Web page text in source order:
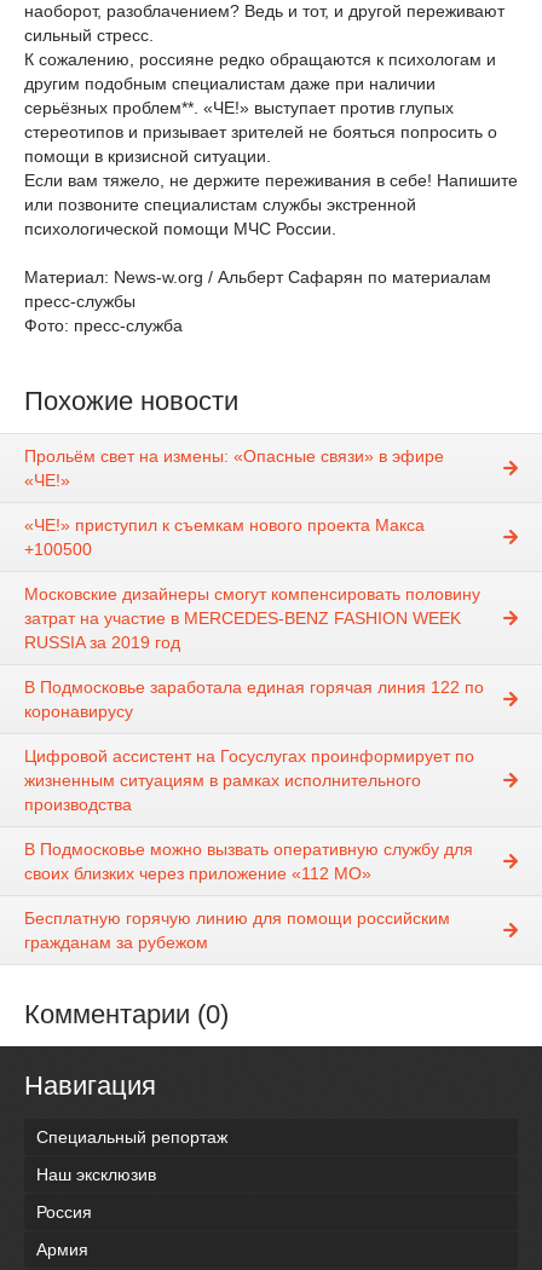
наоборот, разоблачением? Ведь и тот, и другой переживают
сильный стресс.
К сожалению, россияне редко обращаются к психологам и
другим подобным специалистам даже при наличии
серьёзных проблем**. «ЧЕ!» выступает против глупых
стереотипов и призывает зрителей не бояться попросить о
помощи в кризисной ситуации.
Если вам тяжело, не держите переживания в себе! Напишите
или позвоните специалистам службы экстренной
психологической помощи МЧС России.
Материал: News-w.org / Альберт Сафарян по материалам
пресс-службы
Фото: пресс-служба
Похожие новости
Прольём свет на измены: «Опасные связи» в эфире
«ЧЕ!»
«ЧЕ!» приступил к съемкам нового проекта Макса
+100500
Московские дизайнеры смогут компенсировать половину
затрат на участие в MERCEDES-BENZ FASHION WEEK
RUSSIA за 2019 год
В Подмосковье заработала единая горячая линия 122 по
коронавирусу
Цифровой ассистент на Госуслугах проинформирует по
жизненным ситуациям в рамках исполнительного
производства
В Подмосковье можно вызвать оперативную службу для
своих близких через приложение «112 МО»
Бесплатную горячую линию для помощи российским
гражданам за рубежом
Комментарии (0)
Навигация
Специальный репортаж
Наш эксклюзив
Россия
Армия